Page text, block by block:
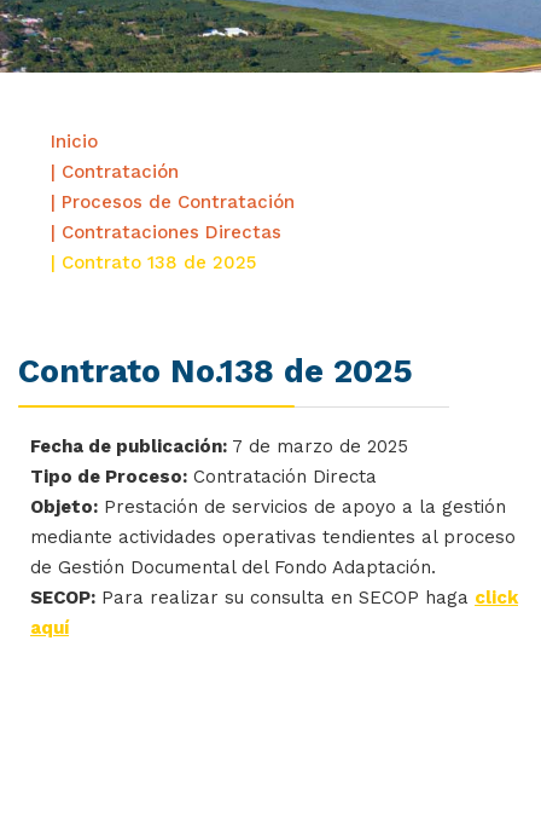
Inicio
| Contratación
| Procesos de Contratación
| Contrataciones Directas
| Contrato 138 de 2025
Contrato No.138 de 2025
Fecha de publicación: 7 de marzo de 2025
Tipo de Proceso: Contratación Directa
Objeto: Prestación de servicios de apoyo a la gestión
mediante actividades operativas tendientes al proceso
de Gestión Documental del Fondo Adaptación.
SECOP: Para realizar su consulta en SECOP haga click
aquí